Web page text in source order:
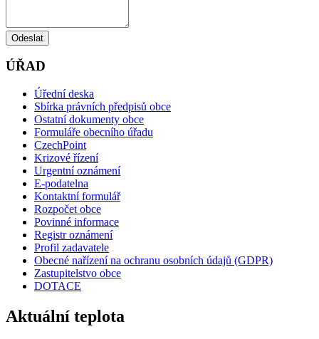
Odeslat
ÚŘAD
Úřední deska
Sbírka právních předpisů obce
Ostatní dokumenty obce
Formuláře obecního úřadu
CzechPoint
Krizové řízení
Urgentní oznámení
E-podatelna
Kontaktní formulář
Rozpočet obce
Povinné informace
Registr oznámení
Profil zadavatele
Obecné nařízení na ochranu osobních údajů (GDPR)
Zastupitelstvo obce
DOTACE
Aktuální teplota